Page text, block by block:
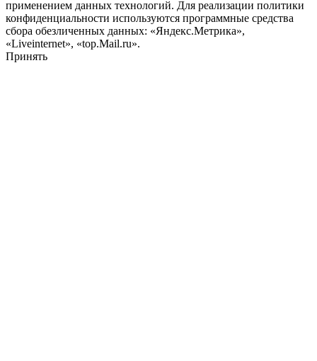
применением данных технологий. Для реализации политики
конфиденциальности используются программные средства
сбора обезличенных данных: «Яндекс.Метрика»,
«Liveinternet», «top.Mail.ru».
Принять